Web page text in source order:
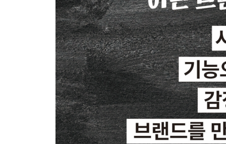
새로운 시도는 언제나 저항과 마주한다
과한 메시지는 거부감을 만든다
차별화는 다름이 아니라 선명함
가장 후회하는 것 ‘무無행동’
안정과 익숙함
문샷 사고, 한계를 넘어서는 브랜드의 방향
5 Why 기법
CHAPTER 3 구조: 브랜드는 구조로 설계된다
경험이 아닌 대화
고객의 신뢰를 얻는 세 가지 원칙